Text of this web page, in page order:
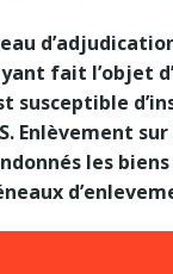
fait l’objet
susceptible
Enlèvement sur
les